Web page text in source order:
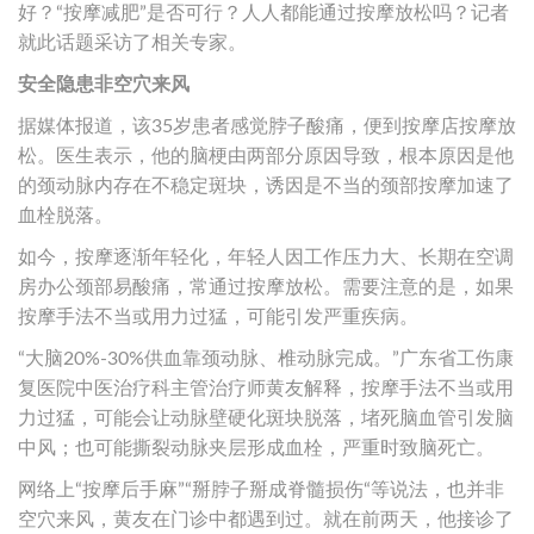
好？“按摩减肥”是否可行？人人都能通过按摩放松吗？记者
就此话题采访了相关专家。
安全隐患非空穴来风
据媒体报道，该35岁患者感觉脖子酸痛，便到按摩店按摩放
松。医生表示，他的脑梗由两部分原因导致，根本原因是他
的颈动脉内存在不稳定斑块，诱因是不当的颈部按摩加速了
血栓脱落。
如今，按摩逐渐年轻化，年轻人因工作压力大、长期在空调
房办公颈部易酸痛，常通过按摩放松。需要注意的是，如果
按摩手法不当或用力过猛，可能引发严重疾病。
“大脑20%-30%供血靠颈动脉、椎动脉完成。”广东省工伤康
复医院中医治疗科主管治疗师黄友解释，按摩手法不当或用
力过猛，可能会让动脉壁硬化斑块脱落，堵死脑血管引发脑
中风；也可能撕裂动脉夹层形成血栓，严重时致脑死亡。
网络上“按摩后手麻”“掰脖子掰成脊髓损伤“等说法，也并非
空穴来风，黄友在门诊中都遇到过。就在前两天，他接诊了